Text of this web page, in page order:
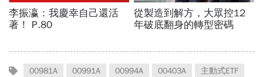
00981A 00991A 00994A 00403A
主動式ETF